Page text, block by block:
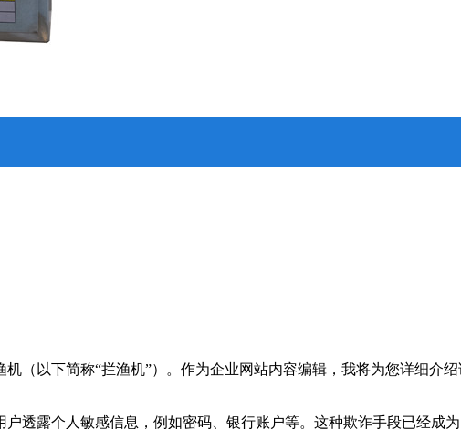
以下简称“拦渔机”）。作为企业网站内容编辑，我将为您详细介
透露个人敏感信息，例如密码、银行账户等。这种欺诈手段已经成